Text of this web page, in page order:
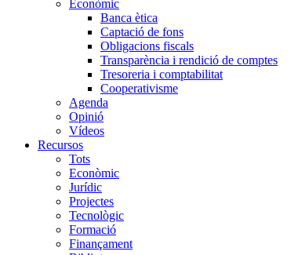
Econòmic
Banca ètica
Captació de fons
Obligacions fiscals
Transparència i rendició de comptes
Tresoreria i comptabilitat
Cooperativisme
Agenda
Opinió
Vídeos
Recursos
Tots
Econòmic
Jurídic
Projectes
Tecnològic
Formació
Finançament